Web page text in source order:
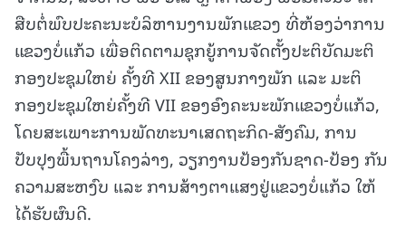
ສືບຕໍ່ພົບປະຄະນະບໍລິຫານງານພັກແຂວງ ທີ່ຫ້ອງວ່າການ
ແຂວງບໍ່ແກ້ວ ເພື່ອຕິດຕາມຊຸກຍູ້ການຈັດຕັ້ງປະຕິບັດມະຕິ
ກອງປະຊຸມໃຫຍ່ ຄັ້ງທີ XII ຂອງສູນກາງພັກ ແລະ ມະຕິ
ກອງປະຊຸມໃຫຍ່ຄັ້ງທີ VII ຂອງອົງຄະນະພັກແຂວງບໍ່ແກ້ວ,
ໂດຍສະເພາະການພັດທະນາເສດຖະກິດ-ສັງຄົມ, ການ
ປັບປຸງພື້ນຖານໂຄງລ່າງ, ວຽກງານປ້ອງກັນຊາດ-ປ້ອງ ກັນ
ຄວາມສະຫງົບ ແລະ ການສ້າງຕາແສງຢູ່ແຂວງບໍ່ແກ້ວ ໃຫ້
ໄດ້ຮັບຜົນດີ.